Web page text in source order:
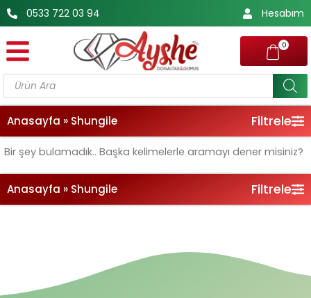
İçeriğe
atla
0533 722 03 94 Hesabım
0
Products
search
Anasayfa » Shungile Filtrele
Bir şey bulamadık.. Başka kelimelerle aramayı dener misiniz?
Anasayfa » Shungile Filtrele